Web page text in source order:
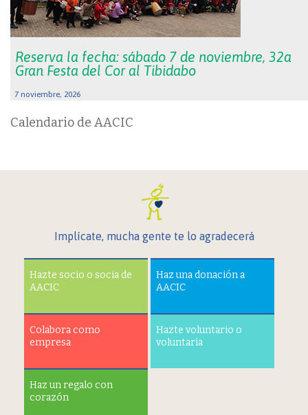
Reserva la fecha: sábado 7 de noviembre, 32a
Gran Festa del Cor al Tibidabo
7 noviembre, 2026
Calendario de AACIC
Implícate, mucha gente te lo agradecerá
Hazte socio o socia de
AACIC
Haz una donación a
AACIC
Colabora como
empresa
Hazte voluntario o
voluntaria
Haz un regalo con
corazón